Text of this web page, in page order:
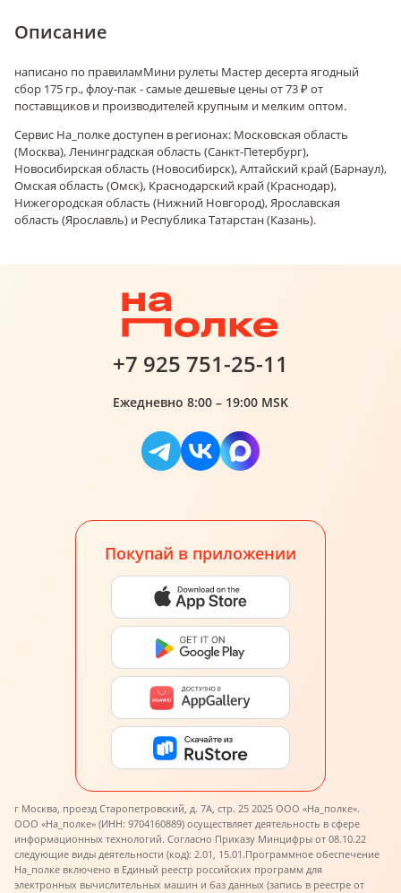
Описание
написано по правиламМини рулеты Мастер десерта ягодный
сбор 175 гр., флоу-пак - самые дешевые цены от 73 ₽ от
поставщиков и производителей крупным и мелким оптом.
Сервис На_полке доступен в регионах: Московская область
(Москва), Ленинградская область (Санкт-Петербург),
Новосибирская область (Новосибирск), Алтайский край (Барнаул),
Омская область (Омск), Краснодарский край (Краснодар),
Нижегородская область (Нижний Новгород), Ярославская
область (Ярославль) и Республика Татарстан (Казань).
+7 925 751-25-11
Ежедневно 8:00 – 19:00 MSK
Покупай в приложении
г Москва, проезд Старопетровский, д. 7А, стр. 25 2025 ООО «На_полке».
ООО «На_полке» (ИНН: 9704160889) осуществляет деятельность в сфере
информационных технологий. Согласно Приказу Минцифры от 08.10.22
следующие виды деятельности (код): 2.01, 15.01.Программное обеспечение
На_полке включено в Единый реестр российских программ для
электронных вычислительных машин и баз данных (запись в реестре от